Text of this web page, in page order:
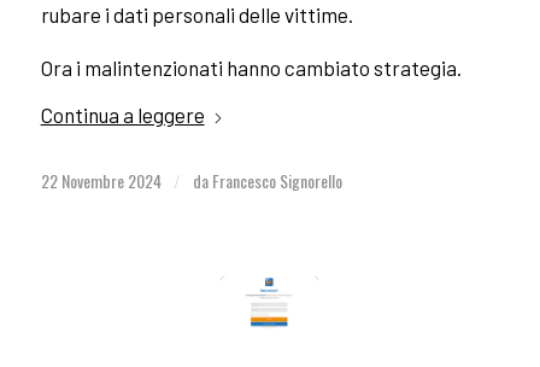
rubare i dati personali delle vittime.
Ora i malintenzionati hanno cambiato strategia.
Continua a leggere
22 Novembre 2024 / daFrancesco Signorello